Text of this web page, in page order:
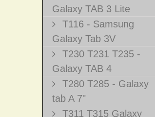
Galaxy TAB 3 Lite
T116 - Samsung
Galaxy Tab 3V
T230 T231 T235 -
Galaxy TAB 4
T280 T285 - Galaxy
tab A 7"
T311 T315 Galaxy